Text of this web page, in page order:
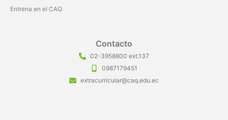
Entrena en el CAQ
Contacto
02-3958800 ext.137
0987179451
extracurricular@caq.edu.ec